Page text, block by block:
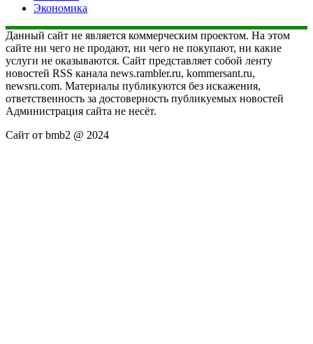
Экономика
Данный сайт не является коммерческим проектом. На этом
сайте ни чего не продают, ни чего не покупают, ни какие
услуги не оказываются. Сайт представляет собой ленту
новостей RSS канала news.rambler.ru, kommersant.ru,
newsru.com. Материалы публикуются без искажения,
ответственность за достоверность публикуемых новостей
Администрация сайта не несёт.
Сайт от bmb2 @ 2024